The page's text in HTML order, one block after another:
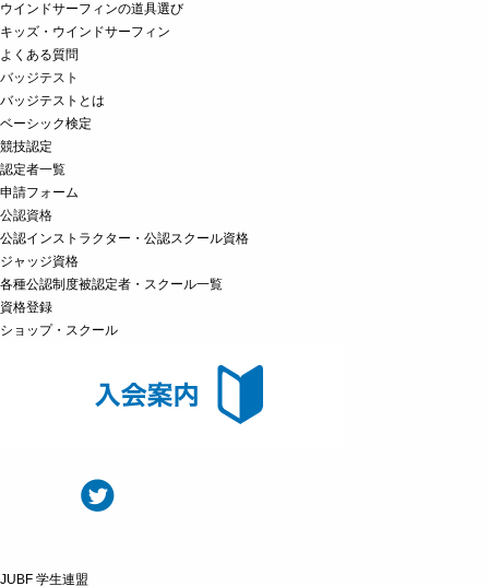
ウインドサーフィンの道具選び
キッズ・ウインドサーフィン
よくある質問
バッジテスト
バッジテストとは
ベーシック検定
競技認定
認定者一覧
申請フォーム
公認資格
公認インストラクター・公認スクール資格
ジャッジ資格
各種公認制度被認定者・スクール一覧
資格登録
ショップ・スクール
JUBF 学生連盟